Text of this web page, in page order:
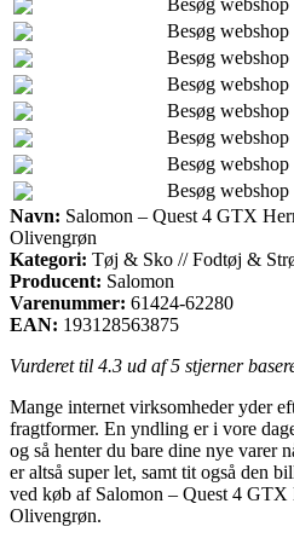
Besøg webshop
Besøg webshop
Besøg webshop
Besøg webshop
Besøg webshop
Besøg webshop
Besøg webshop
Navn: Salomon – Quest 4 GTX
Olivengrøn
Kategori: Tøj & Sko // Fodtøj &
Producent: Salomon
Varenummer: 61424-62280
EAN: 193128563875
Vurderet til 4.3 ud af 5 stjerner
Mange internet virksomheder yder
fragtformer. En yndling er i vore
og så henter du bare dine nye varer
er altså super let, samt tit også den
ved køb af Salomon – Quest 4 GTX
Olivengrøn.